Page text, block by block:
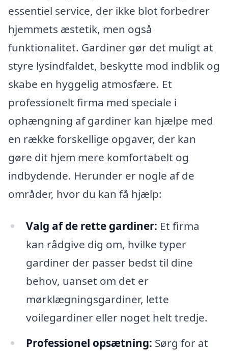
essentiel service, der ikke blot forbedrer
hjemmets æstetik, men også
funktionalitet. Gardiner gør det muligt at
styre lysindfaldet, beskytte mod indblik og
skabe en hyggelig atmosfære. Et
professionelt firma med speciale i
ophængning af gardiner kan hjælpe med
en række forskellige opgaver, der kan
gøre dit hjem mere komfortabelt og
indbydende. Herunder er nogle af de
områder, hvor du kan få hjælp:
Valg af de rette gardiner: Et firma
kan rådgive dig om, hvilke typer
gardiner der passer bedst til dine
behov, uanset om det er
mørklægningsgardiner, lette
voilegardiner eller noget helt tredje.
Professionel opsætning: Sørg for at